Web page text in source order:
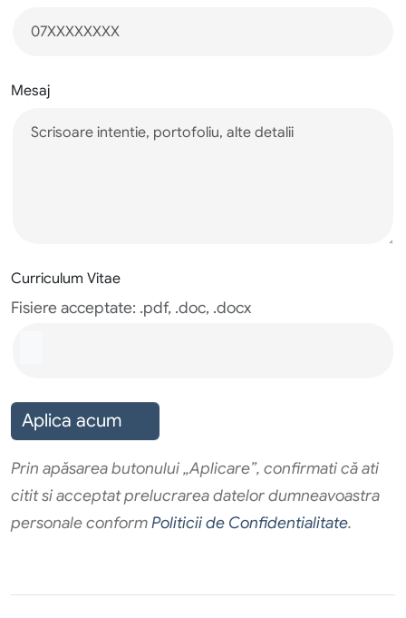
Mesaj
Curriculum Vitae
Fisiere acceptate: .pdf, .doc, .docx
Aplica acum
Prin apăsarea butonului „Aplicare”, confirmati că ati
citit si acceptat prelucrarea datelor dumneavoastra
personale conformPoliticii de Confidentialitate.